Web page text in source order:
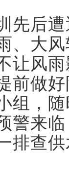
先后
、大
让风
前做
组，
警来
排查